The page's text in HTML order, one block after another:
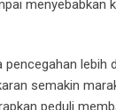
menyebabkan
pencegahan lebih
semakin
peduli